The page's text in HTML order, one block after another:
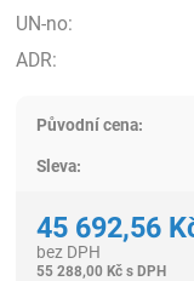
UN-no:
ADR:
Původní cena:
Sleva:
45 692,56
bez DPH
55 288,00 Kč s DPH